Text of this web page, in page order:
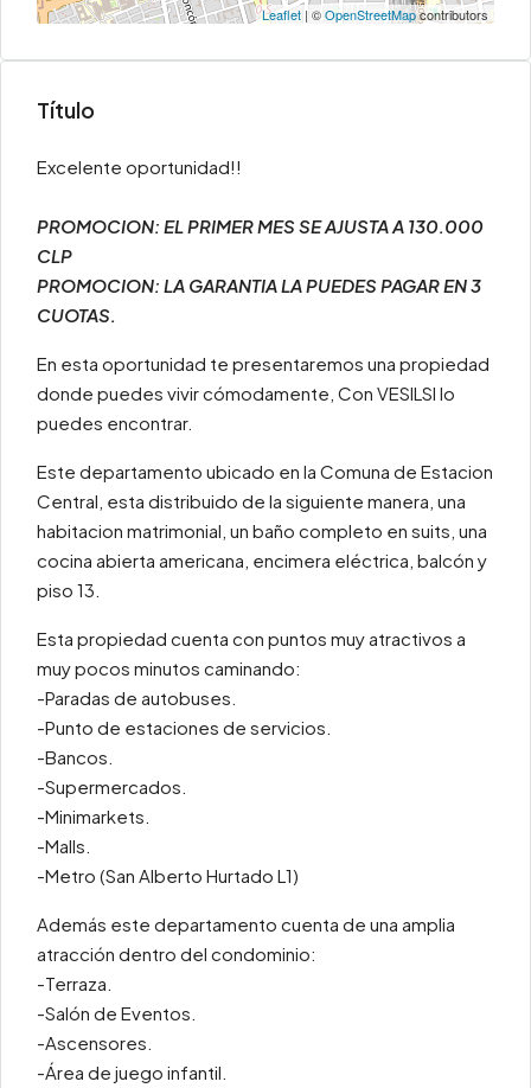
Leaflet | ©OpenStreetMapcontributors
Título
Excelente oportunidad!!
PROMOCION: EL PRIMER MES SE AJUSTA A 130.000
CLP
PROMOCION: LA GARANTIA LA PUEDES PAGAR EN 3
CUOTAS.
En esta oportunidad te presentaremos una propiedad
donde puedes vivir cómodamente, Con VESILSI lo
puedes encontrar.
Este departamento ubicado en la Comuna de Estacion
Central, esta distribuido de la siguiente manera, una
habitacion matrimonial, un baño completo en suits, una
cocina abierta americana, encimera eléctrica, balcón y
piso 13.
Esta propiedad cuenta con puntos muy atractivos a
muy pocos minutos caminando:
-Paradas de autobuses.
-Punto de estaciones de servicios.
-Bancos.
-Supermercados.
-Minimarkets.
-Malls.
-Metro (San Alberto Hurtado L1)
Además este departamento cuenta de una amplia
atracción dentro del condominio:
-Terraza.
-Salón de Eventos.
-Ascensores.
-Área de juego infantil.